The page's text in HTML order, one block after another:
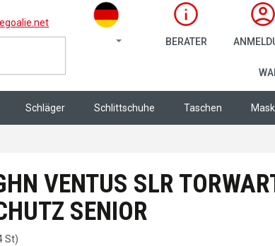
BERATER
Schläger Schlittschuhe Taschen
VENTUS SLR
SENIOR
St)